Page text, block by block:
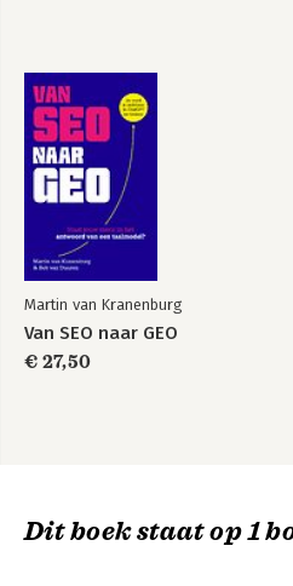
Martin van Kranenburg
Van SEO naar GEO
€ 27,50
Dit boek staat op 1